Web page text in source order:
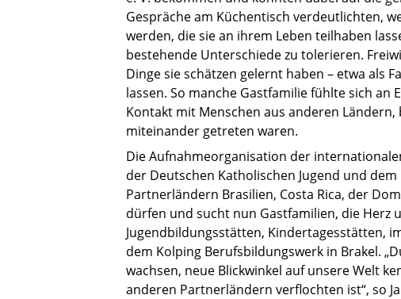
Gespräche am Küchentisch verdeutlichten,
werden, die sie an ihrem Leben teilhaben
bestehende Unterschiede zu tolerieren.
Dinge sie schätzen gelernt haben – etwa als
lassen. So manche Gastfamilie fühlte sich
Kontakt mit Menschen aus anderen
miteinander getreten waren.
Die Aufnahmeorganisation der
der Deutschen Katholischen Jugend und
Partnerländern Brasilien, Costa Rica, der
dürfen und sucht nun Gastfamilien, die Herz
Jugendbildungsstätten, Kindertagesstätten,
dem Kolping Berufsbildungswerk in Brakel.
wachsen, neue Blickwinkel auf unsere Welt
anderen Partnerländern verflochten ist“, so